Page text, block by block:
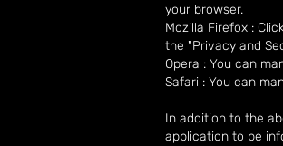
your browser.
Mozilla Firefox :
the "Privacy and
Opera : You can
Safari : You can
In addition to the
application to be